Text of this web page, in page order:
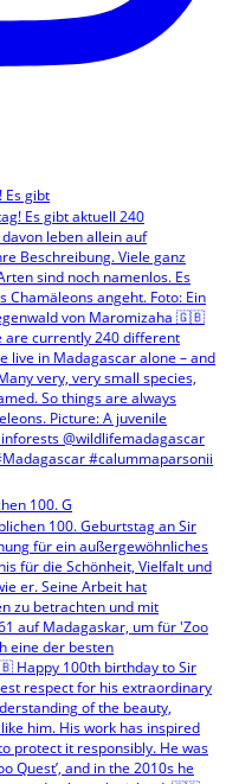
gibt
100. G